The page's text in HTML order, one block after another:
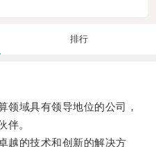
排行
域具有领导地位的公司，
伴。
的技术和创新的解决方